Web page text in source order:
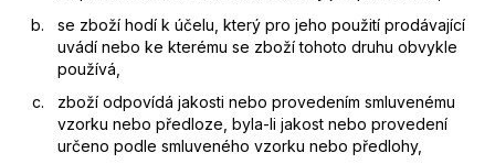
se zboží hodí k účelu, který pro jeho použití prodávající
uvádí nebo ke kterému se zboží tohoto druhu obvykle
používá,
zboží odpovídá jakosti nebo provedením smluvenému
vzorku nebo předloze, byla-li jakost nebo provedení
určeno podle smluveného vzorku nebo předlohy,